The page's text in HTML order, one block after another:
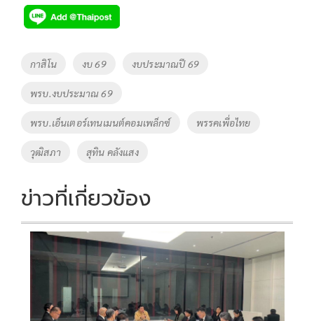
e
b
o
k
tt
er
p
y
Li
n
k
Tags
กาสิโน งบ 69 งบประมาณปี 69
พรบ.งบประมาณ 69
พรบ.เอ็นเตอร์เทนเมนต์คอมเพล็กซ์ พรรคเพื่อไทย
วุฒิสภา สุทิน คลังแสง
ข่าวที่เกี่ยวข้อง